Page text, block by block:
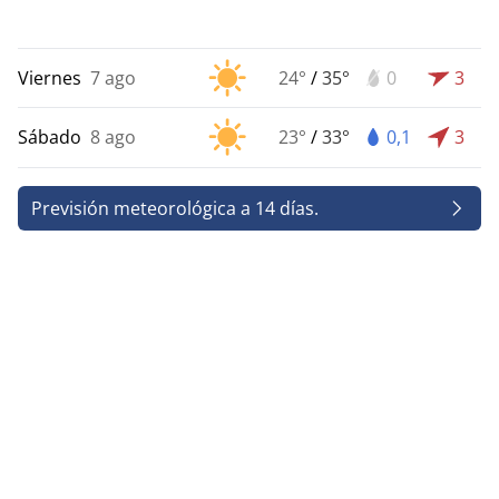
Viernes 7 ago 24° /35° 0 3
Sábado 8 ago 23° /33° 0,1 3
Previsión meteorológica a 14 días.